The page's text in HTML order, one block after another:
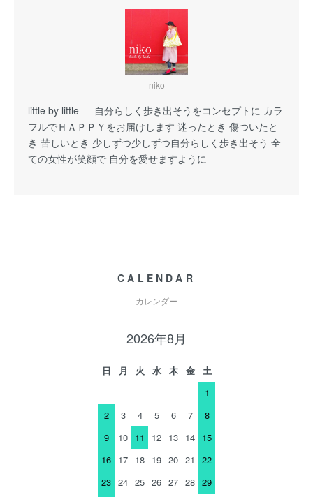
niko
little by little 自分らしく歩き出そうをコンセプトに カラ
フルでＨＡＰＰＹをお届けします 迷ったとき 傷ついたと
き 苦しいとき 少しずつ少しずつ自分らしく歩き出そう 全
ての女性が笑顔で 自分を愛せますように
CALENDAR
カレンダー
2026年8月
日 月 火 水 木 金
土
1
2
3 4 5 6 7
8
9
10 11 12 13 14 15
16 17 18 19 20 21
22
23 24 25 26 27 28 29